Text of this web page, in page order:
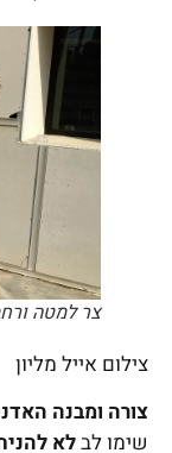
צר למטה
צילום אייל מליון
צורה ומבנה האדניות
שימו לבלא להניח